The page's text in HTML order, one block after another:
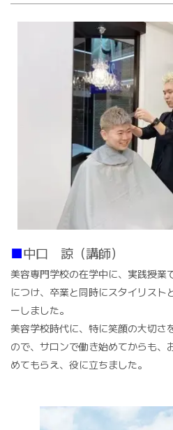
■中口 諒（講師）
美容専門学校の在学中に、実践授業
につけ、卒業と同時にスタイリスト
ーしました。
美容学校時代に、特に笑顔の大切さ
ので、サロンで働き始めてからも、
めてもらえ、役に立ちました。